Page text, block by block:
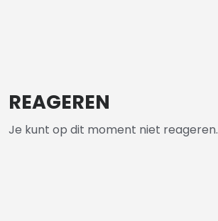
REAGEREN
Je kunt op dit moment niet reageren.